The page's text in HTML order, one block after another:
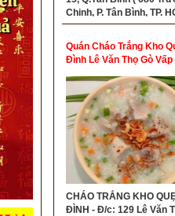
Chinh, P. Tân Bình, TP.
Hotline: 0961727179
Quán Cháo Trắng Kho
Đình Lê Văn Thọ Gò Vấp
CHÁO TRẮNG KHO
ĐÌNH - Đ/c: 129 Lê Văn